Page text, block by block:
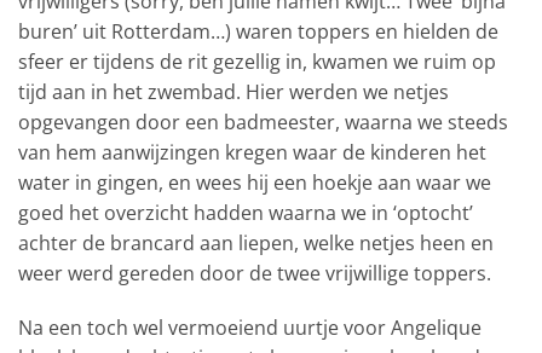
buren’ uit Rotterdam…) waren toppers en hielden de
sfeer er tijdens de rit gezellig in, kwamen we ruim op
tijd aan in het zwembad. Hier werden we netjes
opgevangen door een badmeester, waarna we steeds
van hem aanwijzingen kregen waar de kinderen het
water in gingen, en wees hij een hoekje aan waar we
goed het overzicht hadden waarna we in ‘optocht’
achter de brancard aan liepen, welke netjes heen en
weer werd gereden door de twee vrijwillige toppers.
Na een toch wel vermoeiend uurtje voor Angelique